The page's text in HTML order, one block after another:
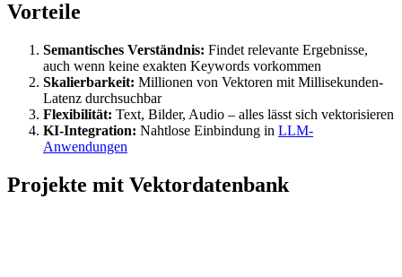
Vorteile
Semantisches Verständnis: Findet relevante Ergebnisse,
auch wenn keine exakten Keywords vorkommen
Skalierbarkeit: Millionen von Vektoren mit Millisekunden-
Latenz durchsuchbar
Flexibilität: Text, Bilder, Audio – alles lässt sich vektorisieren
KI-Integration: Nahtlose Einbindung in LLM-
Anwendungen
Projekte mit Vektordatenbank